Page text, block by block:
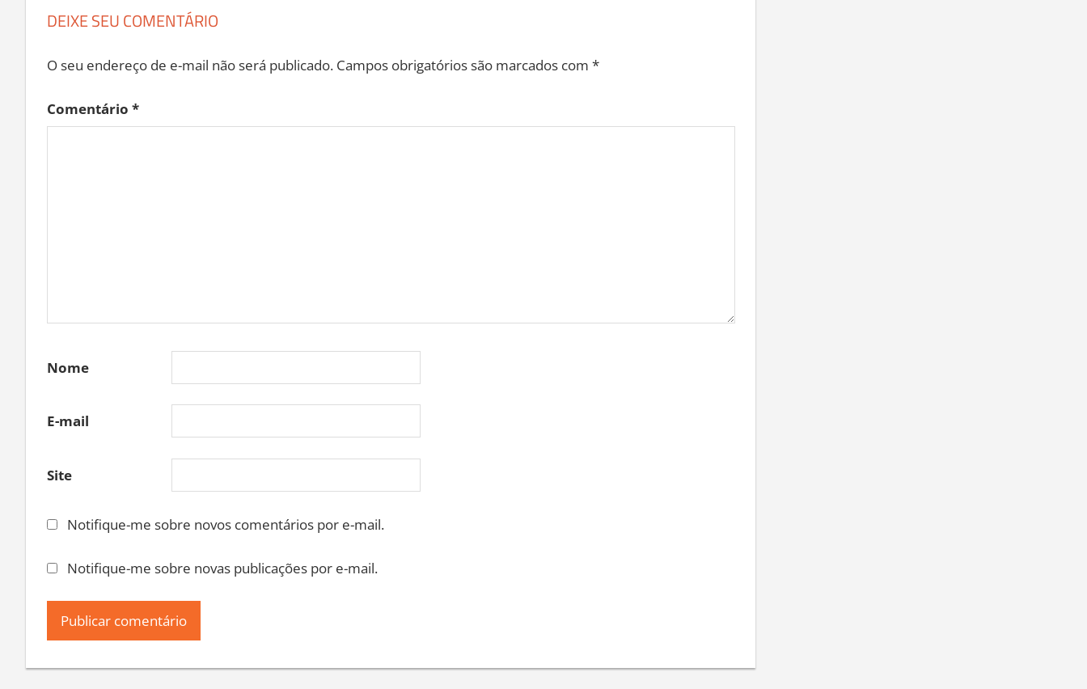
DEIXE SEU COMENTÁRIO
O seu endereço de e-mail não será publicado. Campos obrigatórios são marcados com *
Comentário *
Nome
E-mail
Site
Notifique-me sobre novos comentários por e-mail.
Notifique-me sobre novas publicações por e-mail.